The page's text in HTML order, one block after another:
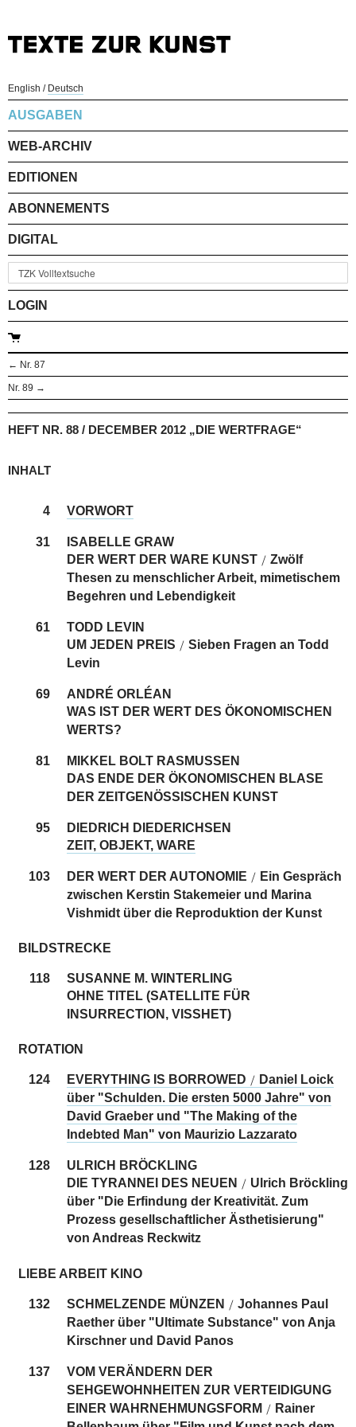
English / Deutsch
AUSGABEN
WEB-ARCHIV
EDITIONEN
ABONNEMENTS
DIGITAL
LOGIN
← Nr. 87
Nr. 89 →
HEFT NR. 88 / DECEMBER 2012 „DIE WERTFRAGE“
INHALT
4 VORWORT
31
ISABELLE GRAW
DER WERT DER WARE KUNST / Zwölf
Thesen zu menschlicher Arbeit, mimetischem
Begehren und Lebendigkeit
61
TODD LEVIN
UM JEDEN PREIS / Sieben Fragen an Todd
Levin
69
ANDRÉ ORLÉAN
WAS IST DER WERT DES ÖKONOMISCHEN
WERTS?
81
MIKKEL BOLT RASMUSSEN
DAS ENDE DER ÖKONOMISCHEN BLASE
DER ZEITGENÖSSISCHEN KUNST
95
DIEDRICH DIEDERICHSEN
ZEIT, OBJEKT, WARE
103 DER WERT DER AUTONOMIE / Ein Gespräch
zwischen Kerstin Stakemeier und Marina
Vishmidt über die Reproduktion der Kunst
BILDSTRECKE
118
SUSANNE M. WINTERLING
OHNE TITEL (SATELLITE FÜR
INSURRECTION, VISSHET)
ROTATION
124 EVERYTHING IS BORROWED / Daniel Loick
über "Schulden. Die ersten 5000 Jahre" von
David Graeber und "The Making of the
Indebted Man" von Maurizio Lazzarato
128
ULRICH BRÖCKLING
DIE TYRANNEI DES NEUEN / Ulrich Bröckling
über "Die Erfindung der Kreativität. Zum
Prozess gesellschaftlicher Ästhetisierung"
von Andreas Reckwitz
LIEBE ARBEIT KINO
132 SCHMELZENDE MÜNZEN / Johannes Paul
Raether über "Ultimate Substance" von Anja
Kirschner und David Panos
137
VOM VERÄNDERN DER
SEHGEWOHNHEITEN ZUR VERTEIDIGUNG
EINER WAHRNEHMUNGSFORM / Rainer